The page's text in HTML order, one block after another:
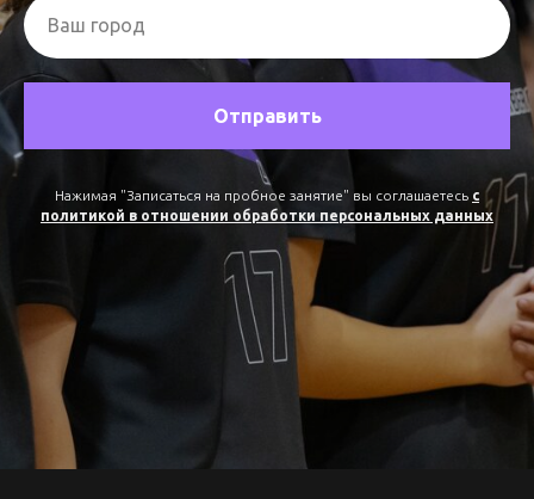
Ваш город
Отправить
Нажимая "Записаться на пробное занятие" вы соглашаетесь с
политикой в отношении обработки персональных данных